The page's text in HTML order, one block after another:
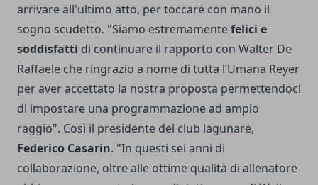
arrivare all'ultimo atto, per toccare con mano il
sogno scudetto. "Siamo estremamentefelici e
soddisfatti di continuare il rapporto con Walter De
Raffaele che ringrazio a nome di tutta l’Umana Reyer
per aver accettato la nostra proposta permettendoci
di impostare una programmazione ad ampio
raggio". Così il presidente del club lagunare,
Federico Casarin. "In questi sei anni di
collaborazione, oltre alle ottime qualità di allenatore